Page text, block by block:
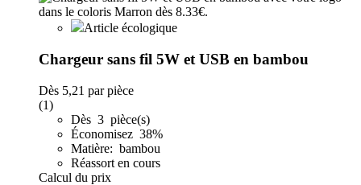
Article écologique
Chargeur sans fil 5W et USB en bambou
Dès 5,21 par pièce
(1)
Dès 3 pièce(s)
Économisez 38%
Matière: bambou
Réassort en cours
Calcul du prix